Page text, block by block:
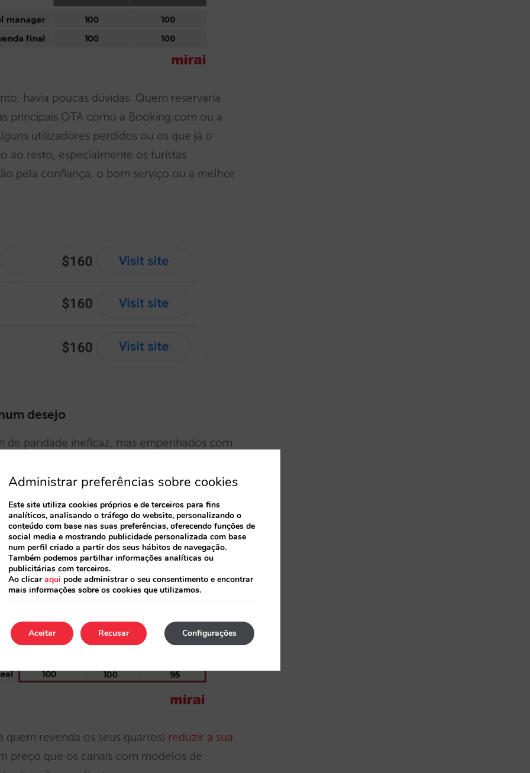
havia poucas dúvidas. Quem reservaria
principais OTA como a Booking.com ou a
utilizadores perdidos ou os que já o
ao resto, especialmente os turistas
pela confiança, o bom serviço ou a melhor
desejo
de paridade ineficaz, mas empenhados com
era tão má quando comparada com o
Mas não durou muito. Embora
channel manager, algumas OTA
Porque é que acontecia tudo isto? O
Expedia.com e para o qual está a migrar a
quem revenda os seus quartos) reduzir a sua
preço que os canais com modelos de
Administrar preferências sobre cookies
Este site utiliza cookies próprios e de terceiros para fins
analíticos, analisando o tráfego do website, personalizando o
conteúdo com base nas suas preferências, oferecendo funções de
social media e mostrando publicidade personalizada com base
num perfil criado a partir dos seus hábitos de navegação.
Também podemos partilhar informações analíticas ou
publicitárias com terceiros.
Ao clicaraqui pode administrar o seu consentimento e encontrar
mais informações sobre os cookies que utilizamos.
Aceitar Configurações
Recusar